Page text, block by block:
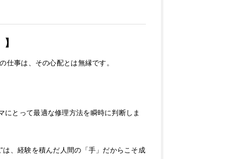
仕事は、その心配とは無縁です。
とって最適な修理方法を瞬時に判断しま
、経験を積んだ人間の「手」だからこそ成